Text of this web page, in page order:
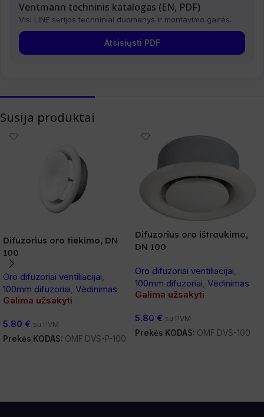
Ventmann techninis katalogas (EN, PDF)
Visi LINE serijos techniniai duomenys ir montavimo gairės.
Atsisiųsti PDF
Susija produktai
Difuzorius oro tiekimo, DN
100
Oro difuzoriai ventiliacijai
100mm difuzoriai Vėdinimas
Galima užsakyti
5.80 € su PVM
Prekės KODAS: OMF.DVS-P-100
Difuzorius oro ištraukimo,
DN 100
Oro difuzoriai ventiliacijai,
100mm difuzoriai, Vėdinimas
Galima užsakyti
5.80 € su PVM
Prekės KODAS: OMF.DVS-100